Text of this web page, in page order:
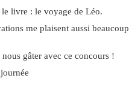
le livre : le voyage de Léo.
me plaisent aussi beaucoup
gâter avec ce concours !